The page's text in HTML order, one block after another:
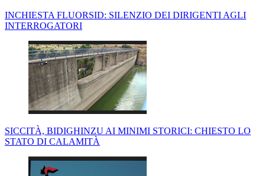
INCHIESTA FLUORSID: SILENZIO DEI DIRIGENTI AGLI
INTERROGATORI
SICCITÀ, BIDIGHINZU AI MINIMI STORICI: CHIESTO LO
STATO DI CALAMITÀ